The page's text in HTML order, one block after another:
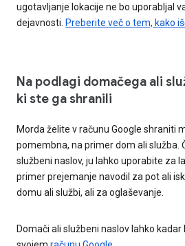
ugotavljanje lokacije ne bo uporabljal
dejavnosti. Preberite več o tem, kako
Na podlagi domačega ali
ki ste ga shranili
Morda želite v računu Google shraniti
pomembna, na primer dom ali služba.
službeni naslov, ju lahko uporabite za
primer prejemanje navodil za pot ali
domu ali službi, ali za oglaševanje.
Domači ali službeni naslov lahko